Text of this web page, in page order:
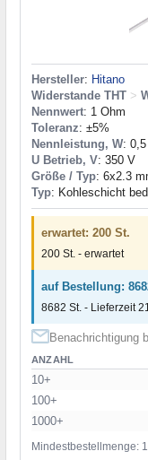
Hersteller: Hitano
Widerstande THT >
Nennwert: 1 Ohm
Toleranz: ±5%
Nennleistung, W:
U Betrieb, V: 350 V
Größe / Typ: 6x2.3
Typ: Kohleschicht
erwartet: 200 St.
200 St. - erwartet
auf Bestellung:
8682 St. - Lieferzeit
Benachrichtigung
ANZAHL
10+
100+
1000+
Mindestbestellmenge: